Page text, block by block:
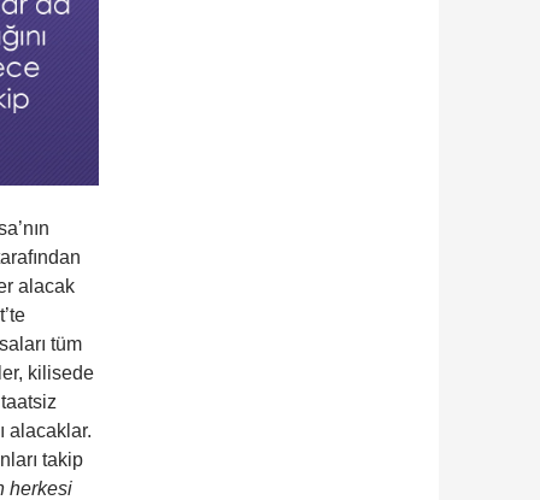
alacak
tüm
kilisede
alacaklar.
takip
herkesi